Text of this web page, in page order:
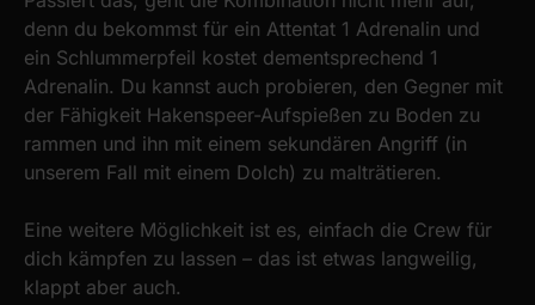
denn du bekommst für ein Attentat 1 Adrenalin und
ein Schlummerpfeil kostet dementsprechend 1
Adrenalin. Du kannst auch probieren, den Gegner mit
der Fähigkeit Hakenspeer-Aufspießen zu Boden zu
rammen und ihn mit einem sekundären Angriff (in
unserem Fall mit einem Dolch) zu malträtieren.
Eine weitere Möglichkeit ist es, einfach die Crew für
dich kämpfen zu lassen – das ist etwas langweilig,
klappt aber auch.